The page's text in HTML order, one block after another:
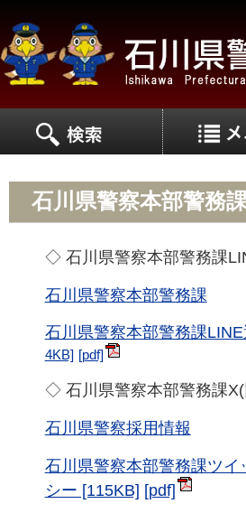
石川県警察本部警務
◇ 石川県警察本部警務課
石川県警察本部警務課
石川県警察本部警務課
4KB]
◇ 石川県警察本部警務課X(
石川県警察採用情報
石川県警察本部警務課ツイ
シー [115KB]